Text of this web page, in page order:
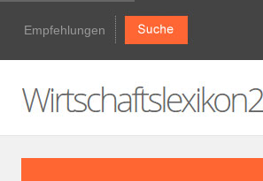
Empfehlungen